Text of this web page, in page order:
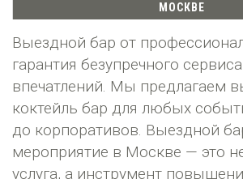
МОСКВЕ
Выездной бар от
гарантия безупречного
впечатлений. Мы предлагаем
коктейль бар для любых
до корпоративов. Выездной
мероприятие в Москве — это
услуга, а инструмент